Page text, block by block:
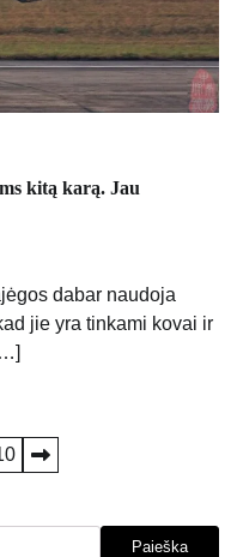
kitą karą. Jau
dabar naudoja
jie yra tinkami kovai ir
Paieška